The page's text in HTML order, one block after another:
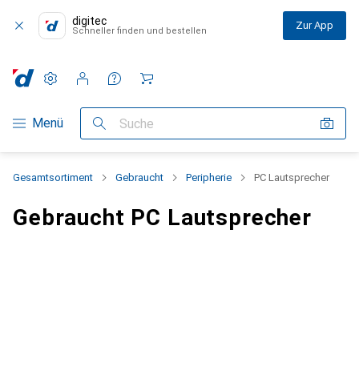
digitec
Schneller finden und bestellen Zur App
Navigation nach Kategorien
Menü Suche
Einstellungen
Kundenkonto
Vergleichslisten
Merklisten
Warenkorb
Gesamtsortiment Gebraucht Peripherie PC Lautsprecher
Gebraucht PC Lautsprecher